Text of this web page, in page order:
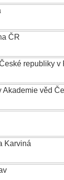
ČR
republiky v
Akademie věd
Karviná